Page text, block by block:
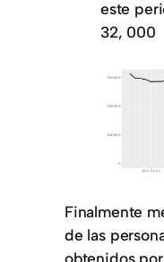
este
32, 000
Finalmente
de las
obtenidos